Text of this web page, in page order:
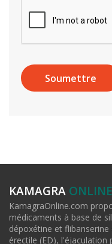
KAMAGRA ONLINE
KamagraOnline.com
médicaments à base de
dépoxétine et
érectile (ED), l'éjaculation